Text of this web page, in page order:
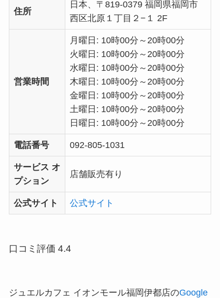
住所
日本、〒819-0379 福岡県福岡市
西区北原１丁目２−１ 2F
営業時間
月曜日: 10時00分～20時00分
火曜日: 10時00分～20時00分
水曜日: 10時00分～20時00分
木曜日: 10時00分～20時00分
金曜日: 10時00分～20時00分
土曜日: 10時00分～20時00分
日曜日: 10時00分～20時00分
電話番号 092-805-1031
サービス オ
プション
店舗販売有り
公式サイト 公式サイト
口コミ評価 4.4
ジュエルカフェ イオンモール福岡伊都店のGoogle